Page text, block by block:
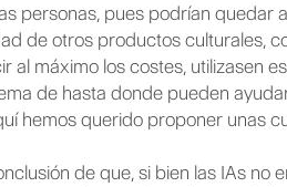
personas, pues podrían quedar
de otros productos culturales,
al máximo los costes, utilizasen
de hasta donde pueden
hemos querido proponer unas
de que, si bien las IAs